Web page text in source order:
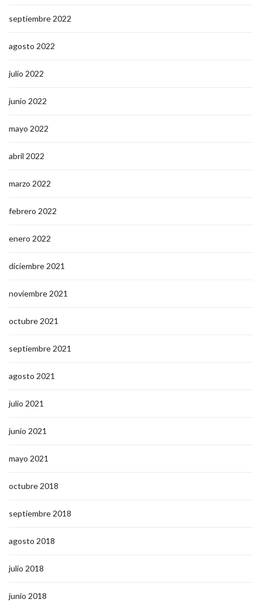
septiembre 2022
agosto 2022
julio 2022
junio 2022
mayo 2022
abril 2022
marzo 2022
febrero 2022
enero 2022
diciembre 2021
noviembre 2021
octubre 2021
septiembre 2021
agosto 2021
julio 2021
junio 2021
mayo 2021
octubre 2018
septiembre 2018
agosto 2018
julio 2018
junio 2018